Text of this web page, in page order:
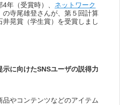
年（受賞時）、 ネットワーク
の寺尾雄登さんが、第５回計算
晃賞（学生賞）を受賞しまし
に向けたSNSユーザの説得力
やコンテンツなどのアイテム